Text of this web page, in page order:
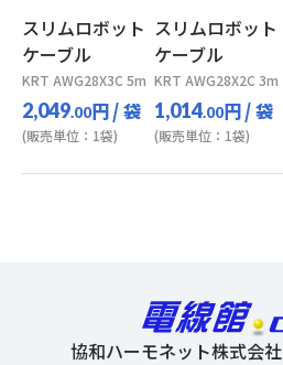
スリムロボット
ケーブル
KRT AWG28X3C 5m
2,049.00円/ 袋
(販売単位：1袋)
スリムロボット
ケーブル
KRT AWG28X2C 3m
1,014.00円/ 袋
(販売単位：1袋)
協和ハーモネット株式会社